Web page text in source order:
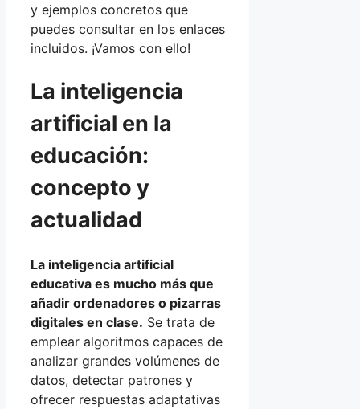
y ejemplos concretos que
puedes consultar en los enlaces
incluidos. ¡Vamos con ello!
La inteligencia
artificial en la
educación:
concepto y
actualidad
La inteligencia artificial
educativa es mucho más que
añadir ordenadores o pizarras
digitales en clase. Se trata de
emplear algoritmos capaces de
analizar grandes volúmenes de
datos, detectar patrones y
ofrecer respuestas adaptativas